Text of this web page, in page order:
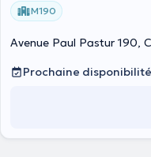
M190
Avenue Paul Pastur 190,
Prochaine disponibilité